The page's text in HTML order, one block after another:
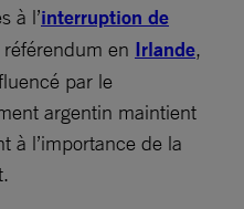
à l’interruption de
en Irlande,
par le
argentin maintient
à l’importance de la